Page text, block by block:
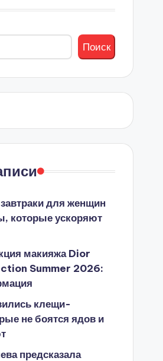
Поиск
для женщин
которые ускоряют
макияжа Dior
Summer 2026:
клещи-
не боятся ядов и
предсказала